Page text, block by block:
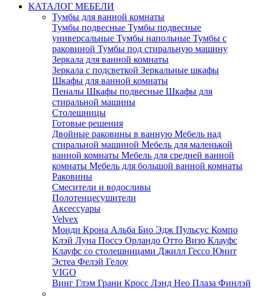
КАТАЛОГ МЕБЕЛИ
Тумбы для ванной комнаты
Тумбы подвесные Тумбы подвесные
универсальные Тумбы напольные Тумбы с
раковиной Тумбы под стиральную машину
Зеркала для ванной комнаты
Зеркала с подсветкой Зеркальные шкафы
Шкафы для ванной комнаты
Пеналы Шкафы подвесные Шкафы для
стиральной машины
Столешницы
Готовые решения
Двойные раковины в ванную Мебель над
стиральной машиной Мебель для маленькой
ванной комнаты Мебель для средней ванной
комнаты Мебель для большой ванной комнаты
Раковины
Смесители и водосливы
Полотенцесушители
Аксессуары
Velvex
Монди Крона Альба Био Эдж Пульсус Компо
Клэй Луна Поссэ Орландо Отто Визо Клауфс
Клауфс со столешницами Джилл Гессо Юнит
Эстеа Фелэй Гелоу
VIGO
Винг Глэм Грани Кросс Лэнд Нео Плаза Финлэй